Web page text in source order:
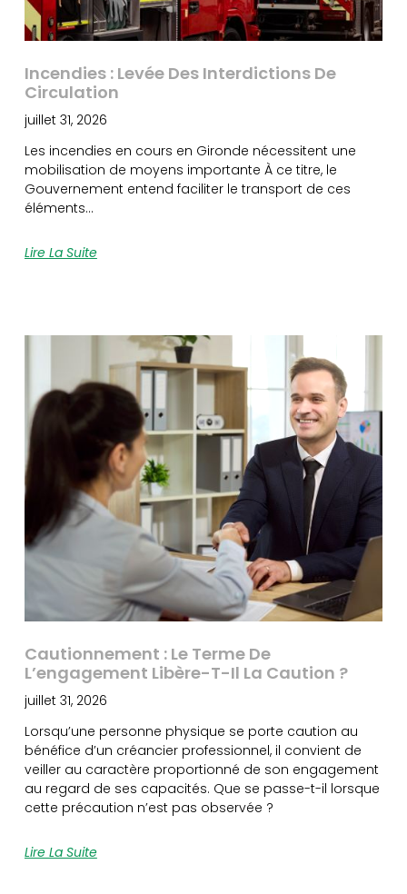
Incendies : Levée Des Interdictions De
Circulation
juillet 31, 2026
Les incendies en cours en Gironde nécessitent une
mobilisation de moyens importante À ce titre, le
Gouvernement entend faciliter le transport de ces
éléments…
Lire La Suite
Cautionnement : Le Terme De
L’engagement Libère-T-Il La Caution ?
juillet 31, 2026
Lorsqu’une personne physique se porte caution au
bénéfice d’un créancier professionnel, il convient de
veiller au caractère proportionné de son engagement
au regard de ses capacités. Que se passe-t-il lorsque
cette précaution n’est pas observée ?
Lire La Suite